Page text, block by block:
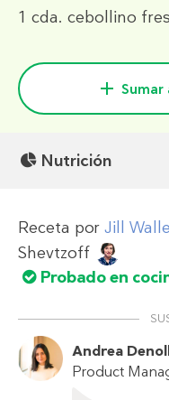
1 cda. cebollino
Nutrición
Receta por Jill
Shevtzoff
Probado en
Andrea
Product